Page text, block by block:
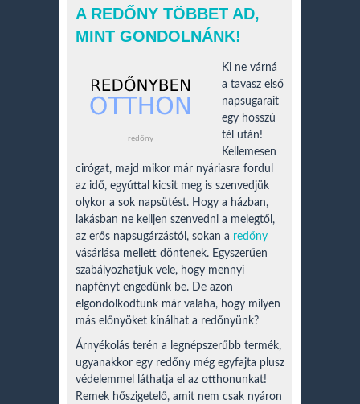
A REDŐNY TÖBBET AD,
MINT GONDOLNÁNK!
redőny
Ki ne várná
a tavasz első
napsugarait
egy hosszú
tél után!
Kellemesen
cirógat, majd mikor már nyáriasra fordul
az idő, egyúttal kicsit meg is szenvedjük
olykor a sok napsütést. Hogy a házban,
lakásban ne kelljen szenvedni a melegtől,
az erős napsugárzástól, sokan a redőny
vásárlása mellett döntenek. Egyszerűen
szabályozhatjuk vele, hogy mennyi
napfényt engedünk be. De azon
elgondolkodtunk már valaha, hogy milyen
más előnyöket kínálhat a redőnyünk?
Árnyékolás terén a legnépszerűbb termék,
ugyanakkor egy redőny még egyfajta plusz
védelemmel láthatja el az otthonunkat!
Remek hőszigetelő, amit nem csak nyáron